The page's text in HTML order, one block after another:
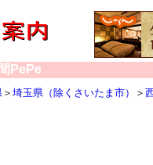
PePe
＞ 埼玉県（除くさいたま市） ＞